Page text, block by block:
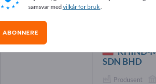
Husholdning & bo-
KHIND-
SDN BHD
Produsent
samsvar med vilkår for bruk.
ABONNERE